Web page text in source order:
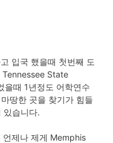
입국 했을때 첫번째 도
State
때 1년정도 어학연수
땅한 곳을 찾기가 힘들
있습니다.
언제나 제게 Memphis